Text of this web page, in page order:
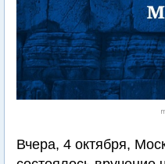
Вчера, 4 октября,